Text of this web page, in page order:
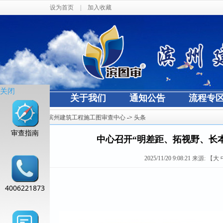
设为首页 加入收藏
网站首页 关于我们 通知公告 流程专
当前位置： 滨州建筑工程施工图审查中心 ->头条
中心召开“明差距、拓视野、长
2025/11/20 9:08:21 来源: 【 大
关闭
审查指南
4006221873